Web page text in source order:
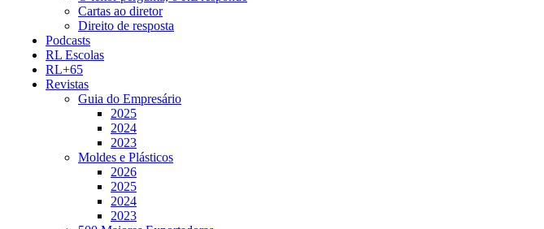
Cartas ao diretor
Direito de resposta
Podcasts
RL Escolas
RL+65
Revistas
Guia do Empresário
2025
2024
2023
Moldes e Plásticos
2026
2025
2024
2023